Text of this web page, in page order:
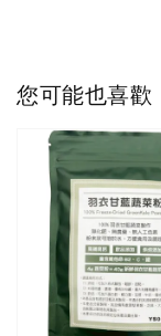
您可能也喜歡